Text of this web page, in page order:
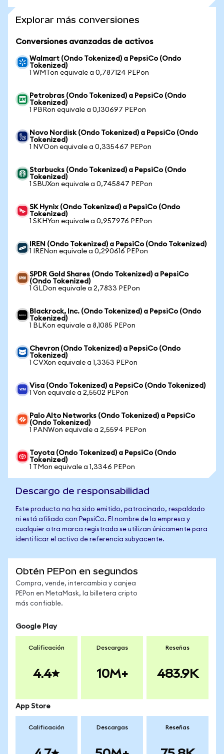
Explorar más conversiones
Conversiones avanzadas de activos
Walmart (Ondo Tokenized) a PepsiCo (Ondo
Tokenized)
1 WMTon equivale a 0,787124 PEPon
Petrobras (Ondo Tokenized) a PepsiCo (Ondo
Tokenized)
1 PBRon equivale a 0,130697 PEPon
Novo Nordisk (Ondo Tokenized) a PepsiCo (Ondo
Tokenized)
1 NVOon equivale a 0,335467 PEPon
Starbucks (Ondo Tokenized) a PepsiCo (Ondo
Tokenized)
1 SBUXon equivale a 0,745847 PEPon
SK Hynix (Ondo Tokenized) a PepsiCo (Ondo
Tokenized)
1 SKHYon equivale a 0,957976 PEPon
IREN (Ondo Tokenized) a PepsiCo (Ondo Tokenized)
1 IRENon equivale a 0,290616 PEPon
SPDR Gold Shares (Ondo Tokenized) a PepsiCo
(Ondo Tokenized)
1 GLDon equivale a 2,7833 PEPon
Blackrock, Inc. (Ondo Tokenized) a PepsiCo (Ondo
Tokenized)
1 BLKon equivale a 8,1085 PEPon
Chevron (Ondo Tokenized) a PepsiCo (Ondo
Tokenized)
1 CVXon equivale a 1,3353 PEPon
Visa (Ondo Tokenized) a PepsiCo (Ondo Tokenized)
1 Von equivale a 2,5502 PEPon
Palo Alto Networks (Ondo Tokenized) a PepsiCo
(Ondo Tokenized)
1 PANWon equivale a 2,5594 PEPon
Toyota (Ondo Tokenized) a PepsiCo (Ondo
Tokenized)
1 TMon equivale a 1,3346 PEPon
Descargo de responsabilidad
Este producto no ha sido emitido, patrocinado, respaldado
ni está afiliado con PepsiCo. El nombre de la empresa y
cualquier otra marca registrada se utilizan únicamente para
identificar el activo de referencia subyacente.
Obtén PEPon en segundos
Compra, vende, intercambia y canjea
PEPon en MetaMask, la billetera cripto
más confiable.
Google Play
Calificación
4.4
Descargas
10M+
Reseñas
483.9K
App Store
Calificación Descargas Reseñas